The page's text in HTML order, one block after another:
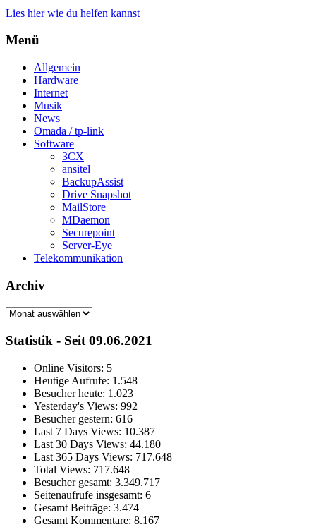
Lies hier wie du helfen kannst
Menü
Allgemein
Hardware
Internet
Musik
News
Omada / tp-link
Software
3CX
ansitel
BackupAssist
Drive Snapshot
MailStore
MDaemon
Securepoint
Server-Eye
Telekommunikation
Archiv
Archiv
Statistik - Seit 09.06.2021
Online Visitors: 5
Heutige Aufrufe: 1.548
Besucher heute: 1.023
Yesterday's Views: 992
Besucher gestern: 616
Last 7 Days Views: 10.387
Last 30 Days Views: 44.180
Last 365 Days Views: 717.648
Total Views: 717.648
Besucher gesamt: 3.349.717
Seitenaufrufe insgesamt: 6
Gesamt Beiträge: 3.474
Gesamt Kommentare: 8.167